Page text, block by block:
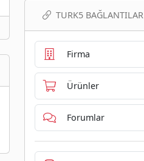
TURK5 BAĞLANTILAR
Firma
Ürünler
Forumlar